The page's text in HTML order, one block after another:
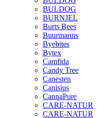
BULDOG
BURNJEL
Burts Bees
Buurmanns
Byebites
Bytex
Camfida
Candy Tree
Canesten
Canisius
CannaPure
CARE-NATUR
CARE-NATUR